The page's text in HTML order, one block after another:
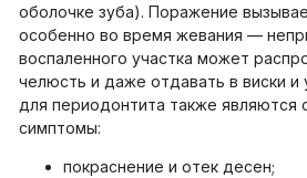
оболочке зуба). Поражение
особенно во время жевания —
воспаленного участка может
челюсть и даже отдавать в виски и
для периодонтита также
симптомы:
покраснение и отек десен;